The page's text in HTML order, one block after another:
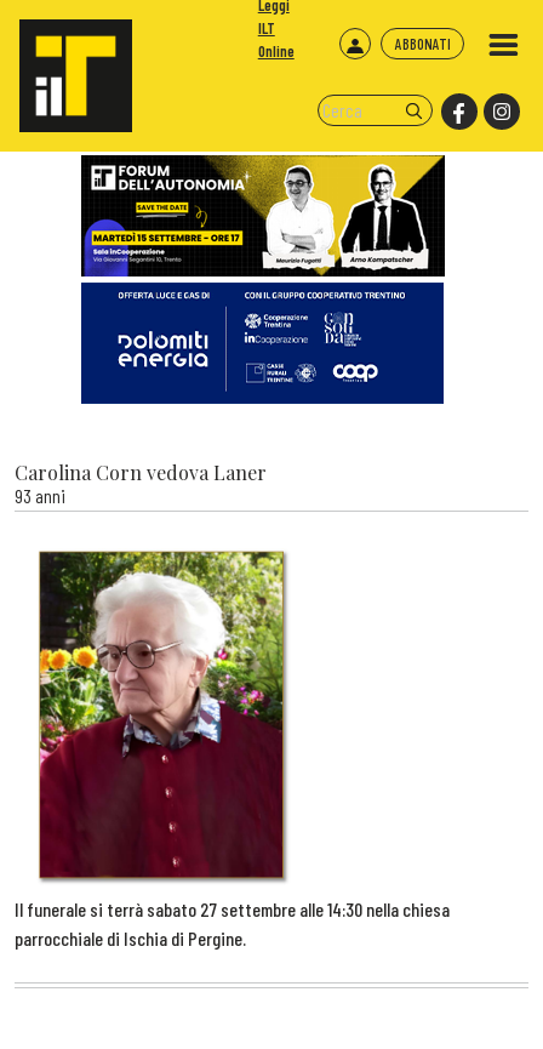
ABBONATI
Leggi
ILT
Online
Carolina Corn vedova Laner
93 anni
Il funerale si terrà sabato 27 settembre alle 14:30 nella chiesa
parrocchiale di Ischia di Pergine.